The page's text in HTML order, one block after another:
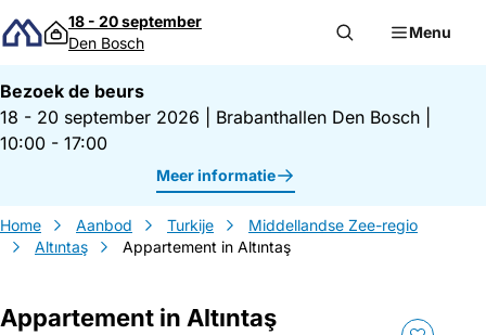
Direct naar inhoud
18 - 20 september
Den Bosch
Menu
Bezoek de beurs
18 - 20 september 2026
Brabanthallen Den Bosch
10:00 - 17:00
Meer informatie
Home Aanbod Turkije
Middellandse Zee-regio
Altıntaş
Appartement in Altıntaş
Appartement in Altıntaş